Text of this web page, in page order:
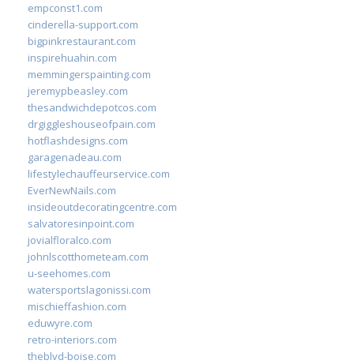
empconst1.com
cinderella-support.com
bigpinkrestaurant.com
inspirehuahin.com
memmingerspainting.com
jeremypbeasley.com
thesandwichdepotcos.com
drgiggleshouseofpain.com
hotflashdesigns.com
garagenadeau.com
lifestylechauffeurservice.com
EverNewNails.com
insideoutdecoratingcentre.com
salvatoresinpoint.com
jovialfloralco.com
johnlscotthometeam.com
u-seehomes.com
watersportslagonissi.com
mischieffashion.com
eduwyre.com
retro-interiors.com
theblvd-boise.com